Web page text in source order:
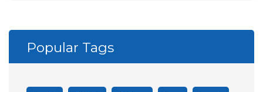
Popular Tags